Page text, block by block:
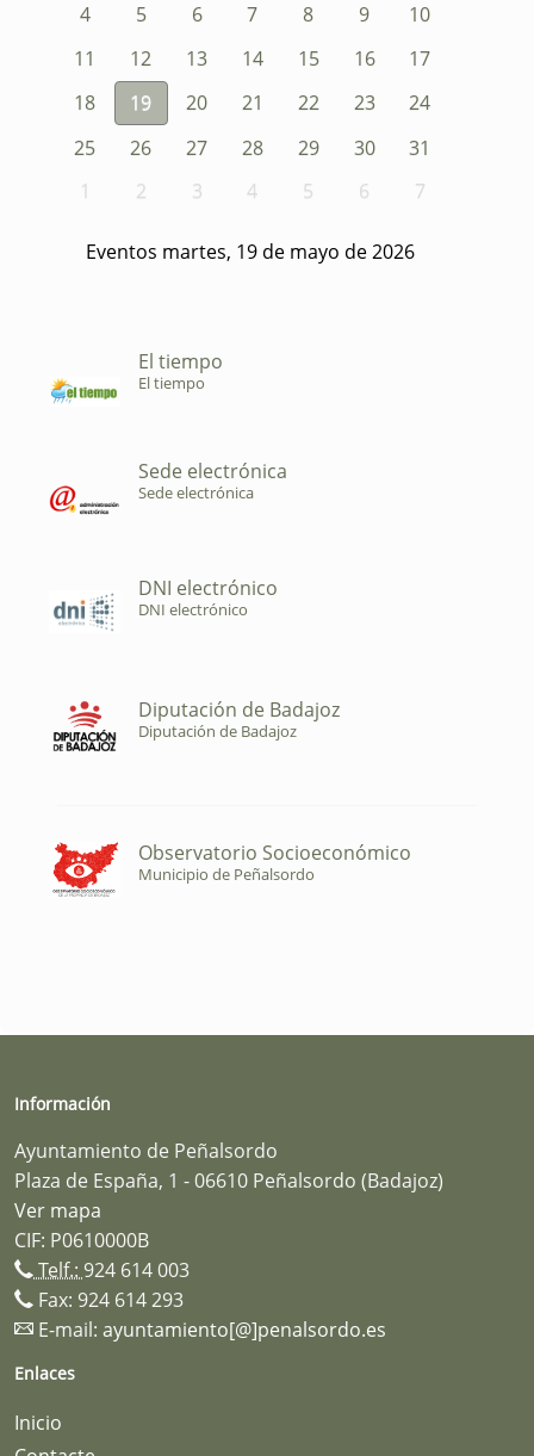
4
5 6 7 8 9
10
11
12 13 14 15 16
17
18
19 20 21 22 23
24
25
26 27 28 29 30
31
1
2 3 4 5 6 7
Eventos martes, 19 de mayo de 2026
El tiempo
El tiempo
Sede electrónica
Sede electrónica
DNI electrónico
DNI electrónico
Diputación de Badajoz
Diputación de Badajoz
Observatorio Socioeconómico
Municipio de Peñalsordo
Información
Ayuntamiento de Peñalsordo
Plaza de España, 1 - 06610 Peñalsordo (Badajoz)
Ver mapa
CIF: P0610000B
Telf.: 924 614 003
Fax: 924 614 293
E-mail: ayuntamiento[@]penalsordo.es
Enlaces
Inicio